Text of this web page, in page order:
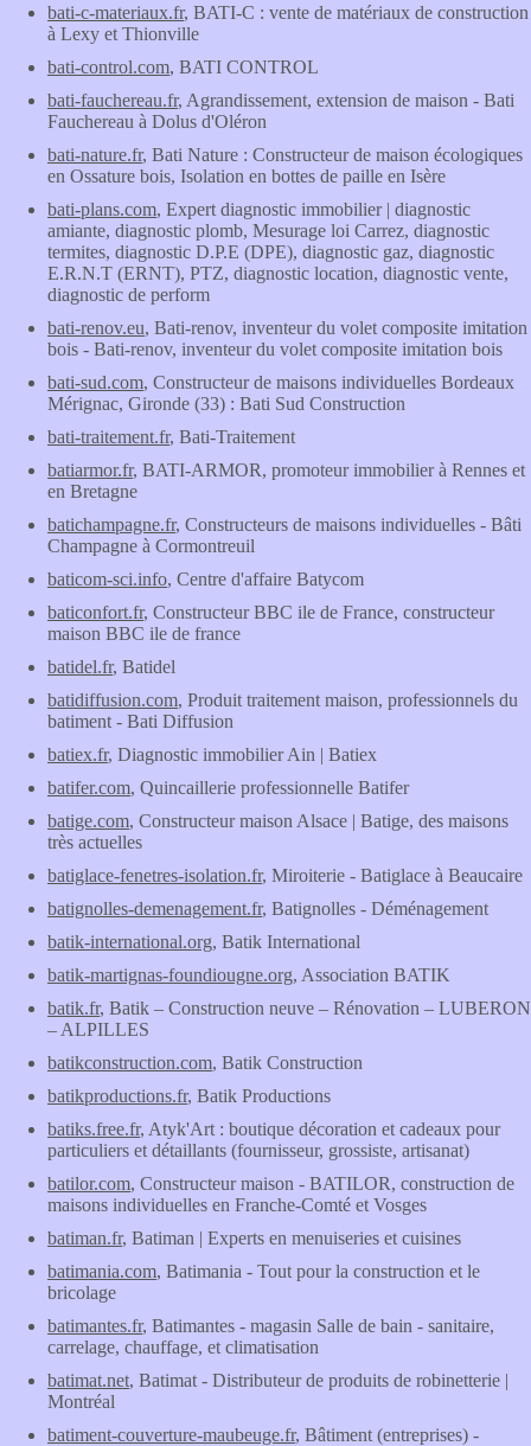
bati-c-materiaux.fr, BATI-C : vente de matériaux de construction
à Lexy et Thionville
bati-control.com, BATI CONTROL
bati-fauchereau.fr, Agrandissement, extension de maison - Bati
Fauchereau à Dolus d'Oléron
bati-nature.fr, Bati Nature : Constructeur de maison écologiques
en Ossature bois, Isolation en bottes de paille en Isère
bati-plans.com, Expert diagnostic immobilier | diagnostic
amiante, diagnostic plomb, Mesurage loi Carrez, diagnostic
termites, diagnostic D.P.E (DPE), diagnostic gaz, diagnostic
E.R.N.T (ERNT), PTZ, diagnostic location, diagnostic vente,
diagnostic de perform
bati-renov.eu, Bati-renov, inventeur du volet composite imitation
bois - Bati-renov, inventeur du volet composite imitation bois
bati-sud.com, Constructeur de maisons individuelles Bordeaux
Mérignac, Gironde (33) : Bati Sud Construction
bati-traitement.fr, Bati-Traitement
batiarmor.fr, BATI-ARMOR, promoteur immobilier à Rennes et
en Bretagne
batichampagne.fr, Constructeurs de maisons individuelles - Bâti
Champagne à Cormontreuil
baticom-sci.info, Centre d'affaire Batycom
baticonfort.fr, Constructeur BBC ile de France, constructeur
maison BBC ile de france
batidel.fr, Batidel
batidiffusion.com, Produit traitement maison, professionnels du
batiment - Bati Diffusion
batiex.fr, Diagnostic immobilier Ain | Batiex
batifer.com, Quincaillerie professionnelle Batifer
batige.com, Constructeur maison Alsace | Batige, des maisons
très actuelles
batiglace-fenetres-isolation.fr, Miroiterie - Batiglace à Beaucaire
batignolles-demenagement.fr, Batignolles - Déménagement
batik-international.org, Batik International
batik-martignas-foundiougne.org, Association BATIK
batik.fr, Batik – Construction neuve – Rénovation – LUBERON
– ALPILLES
batikconstruction.com, Batik Construction
batikproductions.fr, Batik Productions
batiks.free.fr, Atyk'Art : boutique décoration et cadeaux pour
particuliers et détaillants (fournisseur, grossiste, artisanat)
batilor.com, Constructeur maison - BATILOR, construction de
maisons individuelles en Franche-Comté et Vosges
batiman.fr, Batiman | Experts en menuiseries et cuisines
batimania.com, Batimania - Tout pour la construction et le
bricolage
batimantes.fr, Batimantes - magasin Salle de bain - sanitaire,
carrelage, chauffage, et climatisation
batimat.net, Batimat - Distributeur de produits de robinetterie |
Montréal
batiment-couverture-maubeuge.fr, Bâtiment (entreprises) -